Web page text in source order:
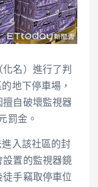
名）進行了判
地下停車場，
擅自破壞監視器
罰金。
入該社區的封
設置的監視器鏡
徒手竊取停車位